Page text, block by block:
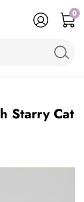
0
Starry Cat